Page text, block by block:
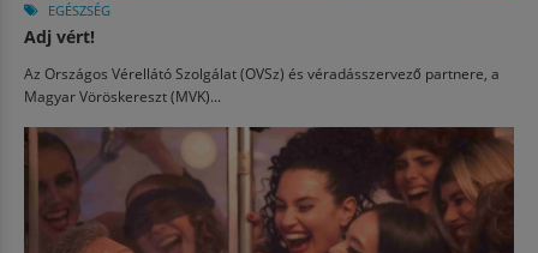
EGÉSZSÉG
Adj vért!
Az Országos Vérellátó Szolgálat (OVSz) és véradásszervező partnere, a
Magyar Vöröskereszt (MVK)...